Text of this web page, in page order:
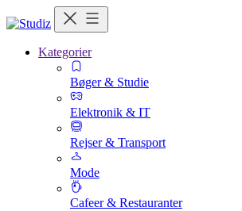
Kategorier
Bøger & Studie
Elektronik & IT
Rejser & Transport
Mode
Cafeer & Restauranter